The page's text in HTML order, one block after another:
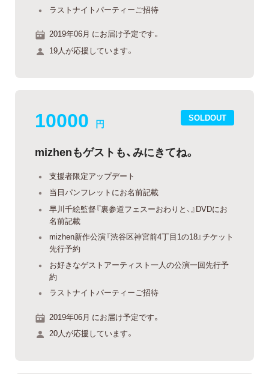
ラストナイトパーティーご招待
2019年06月 にお届け予定です。
19人が応援しています。
SOLDOUT
10000 円
mizhenもゲストも、みにきてね。
支援者限定アップデート
当日パンフレットにお名前記載
早川千絵監督『裏参道フェスーおわりと、』DVDにお
名前記載
mizhen新作公演『渋谷区神宮前4丁目1の18』チケット
先行予約
お好きなゲストアーティスト一人の公演一回先行予
約
ラストナイトパーティーご招待
2019年06月 にお届け予定です。
20人が応援しています。